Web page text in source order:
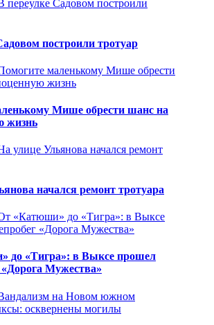
построили тротуар
Мише обрести шанс на
жизнь
начался ремонт тротуара
до «Тигра»: в Выксе прошел
«Дорога Мужества»